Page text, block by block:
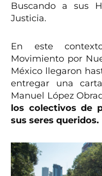
Buscando a sus
Justicia.
En este
Movimiento por
México llegaron
entregar una
Manuel López
los colectivos de
sus seres queridos.